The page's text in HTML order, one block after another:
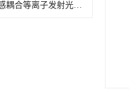
北京电感耦合等离子发射光谱仪